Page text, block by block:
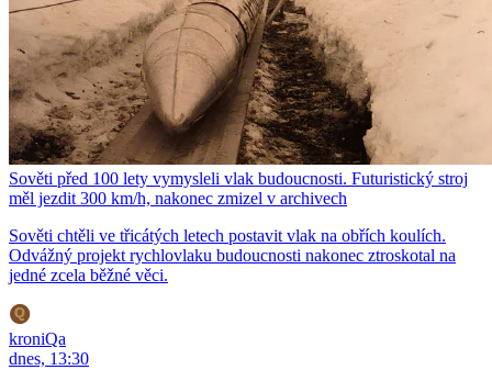
Sověti před 100 lety vymysleli vlak budoucnosti. Futuristický stroj
měl jezdit 300 km/h, nakonec zmizel v archivech
Sověti chtěli ve třicátých letech postavit vlak na obřích koulích.
Odvážný projekt rychlovlaku budoucnosti nakonec ztroskotal na
jedné zcela běžné věci.
kroniQa
dnes, 13:30